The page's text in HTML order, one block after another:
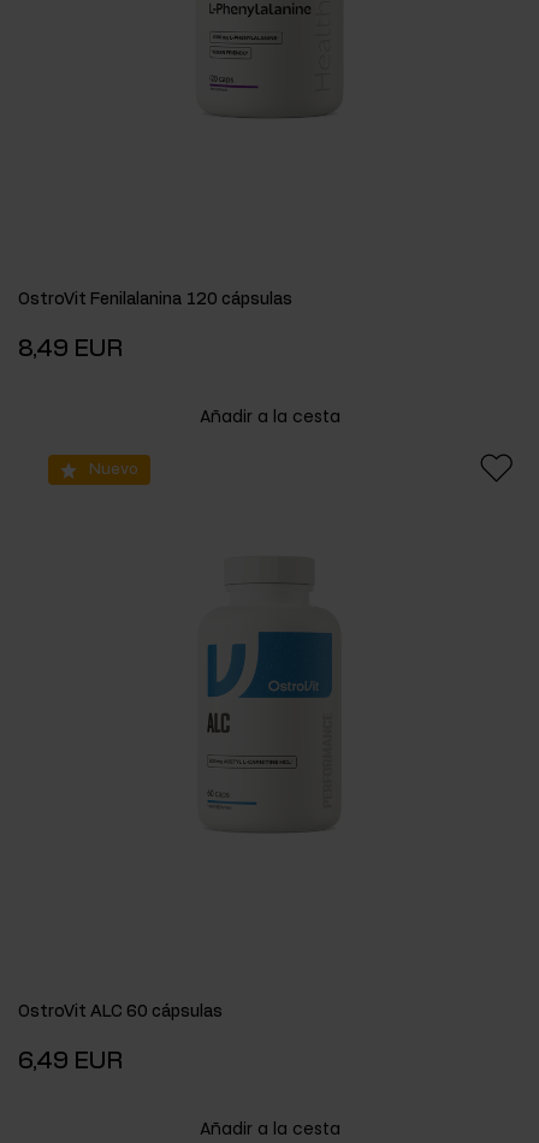
OstroVit Fenilalanina 120 cápsulas
8,49 EUR
Añadir a la cesta
Nuevo
OstroVit ALC 60 cápsulas
6,49 EUR
Añadir a la cesta